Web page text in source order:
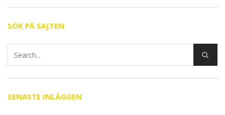
SÖK PÅ SAJTEN
SENASTE INLÄGGEN